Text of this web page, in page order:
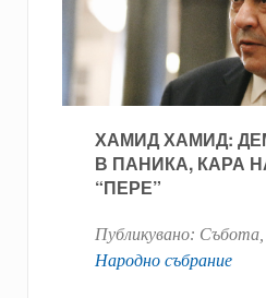
ХАМИД ХАМИД:
В ПАНИКА, КАРА
“ПЕРЕ”
Публикувано:
Народно събрание